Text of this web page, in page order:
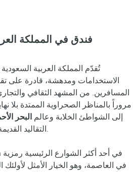
فندق في المملكة
تُقدّم المملكة العربية
الاستخدامات ومدهشة، قادرة على
المسافرين. من المشهد الثقافي
مروراً بالمناظر الصحراوية الممتدة بلا
إلى الشواطئ الخلابة وعالم البحر
التقاليد القديمة والحداثة المتطورة باستمرار.
في العاصمة، وهو الخيار الأمثل